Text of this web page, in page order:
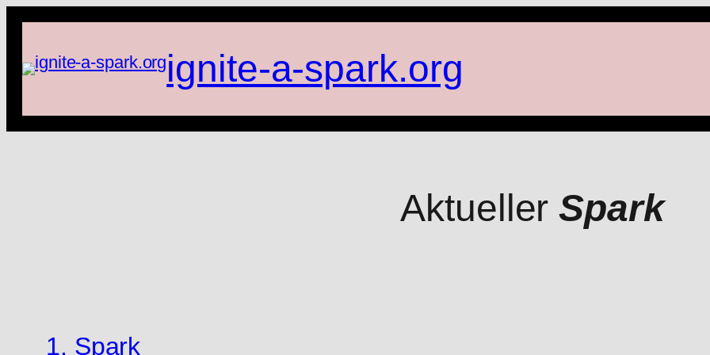
Zum
springen
ignite-a-spark.org
AktuellerSpark
1. Spark